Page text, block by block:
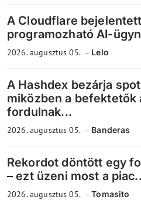
A Cloudflare
programozható AI-
2026. augusztus 05. Lelo
A Hashdex bezárja
miközben a befektetők
fordulnak...
2026. augusztus 05. Banderas
Rekordot döntött egy
– ezt üzeni most a
2026. augusztus 05. Tomasito